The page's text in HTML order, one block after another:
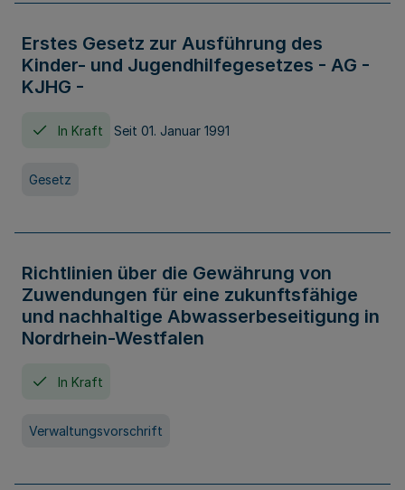
Erstes Gesetz zur Ausführung des
Kinder- und Jugendhilfegesetzes - AG -
KJHG -
In Kraft Seit 01. Januar 1991
Gesetz
Richtlinien über die Gewährung von
Zuwendungen für eine zukunftsfähige
und nachhaltige Abwasserbeseitigung in
Nordrhein-Westfalen
In Kraft
Verwaltungsvorschrift